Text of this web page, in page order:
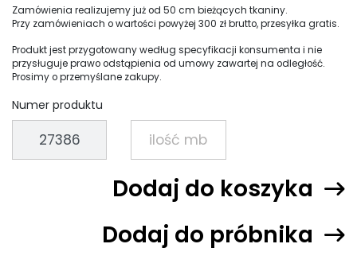
Zamówienia realizujemy już od 50 cm bieżących tkaniny.
Przy zamówieniach o wartości powyżej 300 zł brutto, przesyłka gratis.
Produkt jest przygotowany według specyfikacji konsumenta i nie
przysługuje prawo odstąpienia od umowy zawartej na odległość.
Prosimy o przemyślane zakupy.
Numer produktu
Dodaj do koszyka
Dodaj do próbnika